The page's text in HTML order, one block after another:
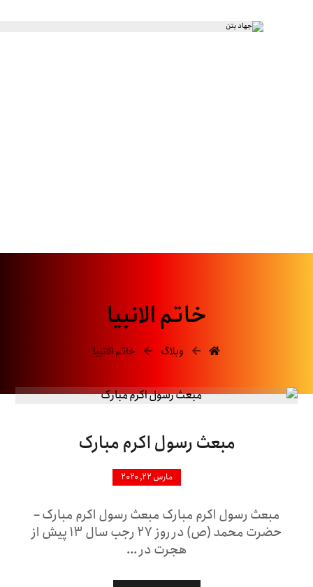
خاتم الانبیا
وبلاگ خاتم الانبیا
مبعث رسول اکرم مبارک
مارس ۲۲, ۲۰۲۰
مبعث رسول اکرم مبارک مبعث رسول اکرم مبارک –
حضرت محمد (ص) در روز ۲۷ رجب سال ۱۳ پیش از
هجرت در ...